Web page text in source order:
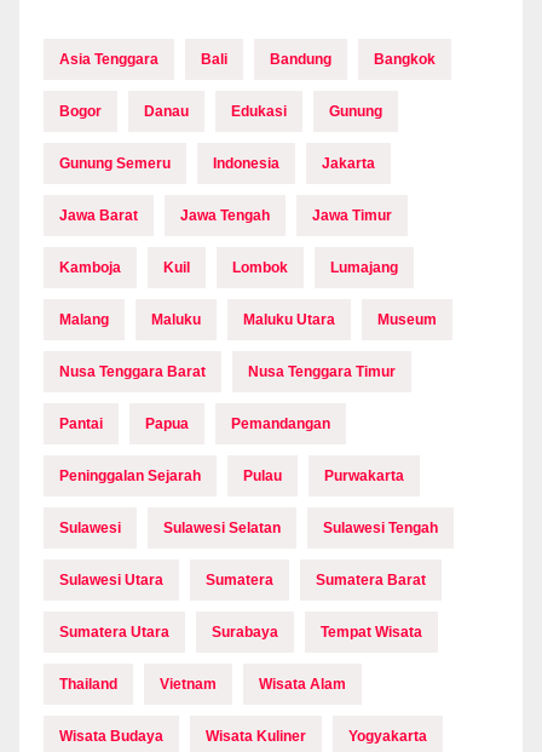
Asia Tenggara Bali Bandung Bangkok
Bogor Danau Edukasi Gunung
Gunung Semeru Indonesia Jakarta
Jawa Barat Jawa Tengah Jawa Timur
Kamboja Kuil Lombok Lumajang
Malang Maluku Maluku Utara Museum
Nusa Tenggara Barat Nusa Tenggara Timur
Pantai Papua Pemandangan
Peninggalan Sejarah Pulau Purwakarta
Sulawesi Sulawesi Selatan Sulawesi Tengah
Sulawesi Utara Sumatera Sumatera Barat
Sumatera Utara Surabaya Tempat Wisata
Thailand Vietnam Wisata Alam
Wisata Budaya Wisata Kuliner Yogyakarta